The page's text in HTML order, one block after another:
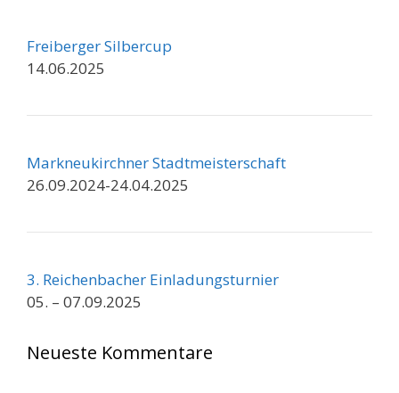
Freiberger Silbercup
14.06.2025
Markneukirchner Stadtmeisterschaft
26.09.2024-24.04.2025
3. Reichenbacher Einladungsturnier
05. – 07.09.2025
Neueste Kommentare